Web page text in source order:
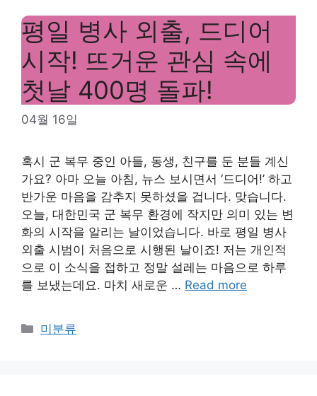
평일 병사 외출, 드디어
시작! 뜨거운 관심 속에
첫날 400명 돌파!
04월 16일
혹시 군 복무 중인 아들, 동생, 친구를 둔 분들 계신
가요? 아마 오늘 아침, 뉴스 보시면서 ‘드디어!’ 하고
반가운 마음을 감추지 못하셨을 겁니다. 맞습니다.
오늘, 대한민국 군 복무 환경에 작지만 의미 있는 변
화의 시작을 알리는 날이었습니다. 바로 평일 병사
외출 시범이 처음으로 시행된 날이죠! 저는 개인적
으로 이 소식을 접하고 정말 설레는 마음으로 하루
를 보냈는데요. 마치 새로운 … Read more
Categories
미분류